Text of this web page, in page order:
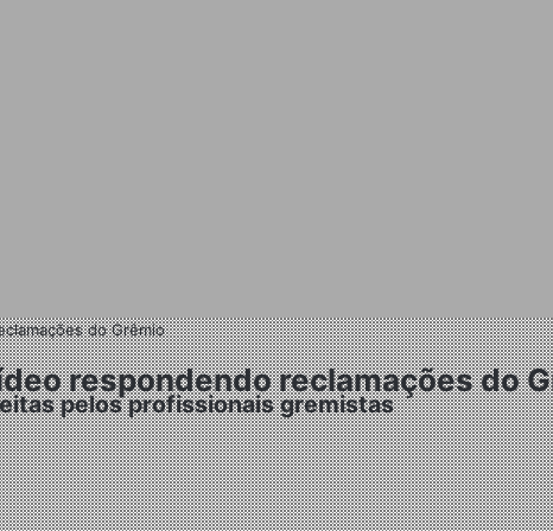
do Grêmio
respondendo reclamações do
pelos profissionais gremistas